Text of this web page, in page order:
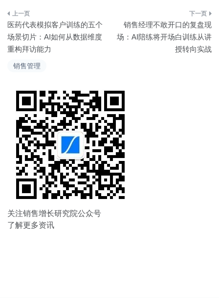
销售管理
文
章
导
医药代表模拟客户训练的五个
场景切片：AI如何从数据维度
重构拜访能力
销售经理不敢开口的复盘现
场：AI陪练将开场白训练从讲
授转向实战
关注销售增长研究院公众号
了解更多资讯